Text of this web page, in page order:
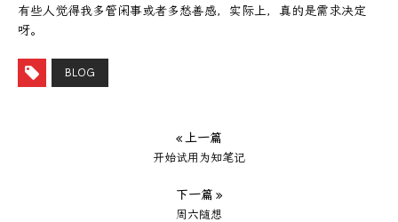
有些人觉得我多管闲事或者多愁善感，实际上，真的是需求决定
呀。
BLOG
« 上一篇
开始试用为知笔记
下一篇 »
周六随想